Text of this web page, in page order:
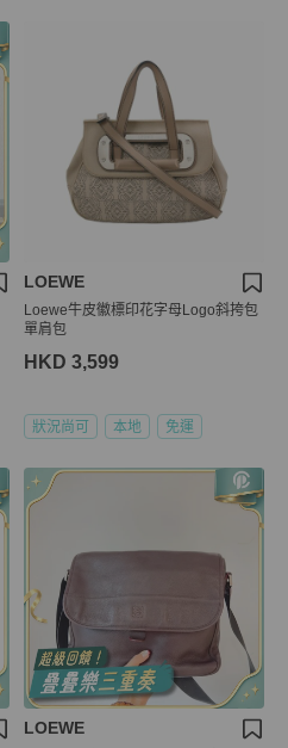
LOEWE
Loewe牛皮徽標印花字母Logo斜挎包
單肩包
HKD 3,599
狀況尚可 本地 免運
LOEWE